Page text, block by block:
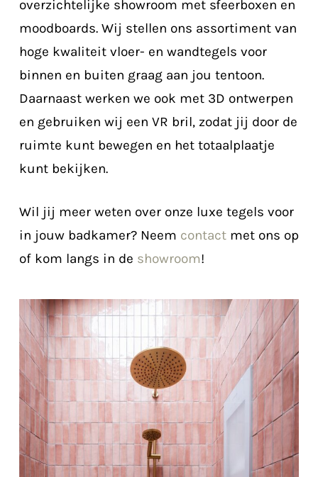
overzichtelijke showroom met sfeerboxen en
moodboards. Wij stellen ons assortiment van
hoge kwaliteit vloer- en wandtegels voor
binnen en buiten graag aan jou tentoon.
Daarnaast werken we ook met 3D ontwerpen
en gebruiken wij een VR bril, zodat jij door de
ruimte kunt bewegen en het totaalplaatje
kunt bekijken.
Wil jij meer weten over onze luxe tegels voor
in jouw badkamer? Neem contactmet ons op
of kom langs in de showroom!